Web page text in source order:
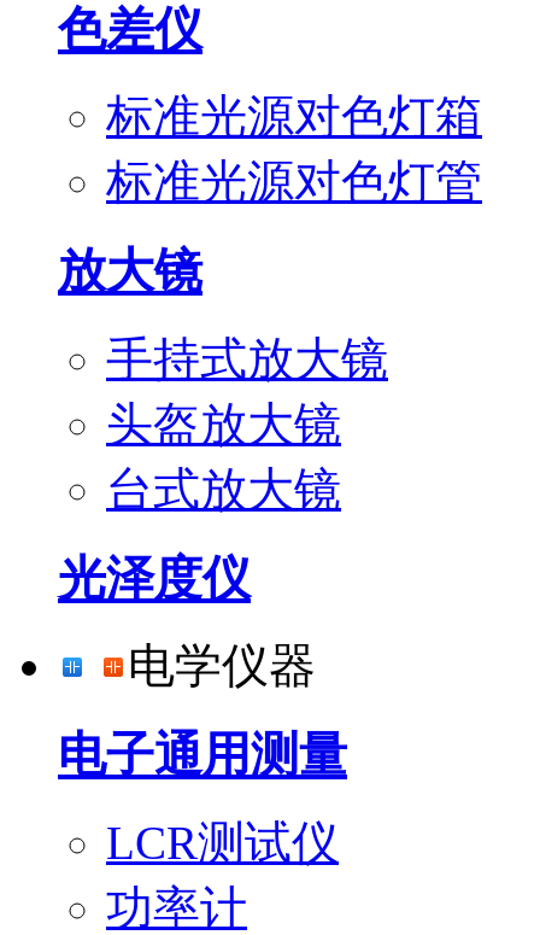
色差仪
标准光源对色灯箱
标准光源对色灯管
放大镜
手持式放大镜
头盔放大镜
台式放大镜
光泽度仪
电学仪器
电子通用测量
LCR测试仪
功率计